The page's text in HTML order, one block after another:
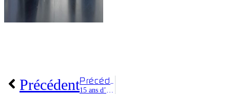
Précédent Précédent